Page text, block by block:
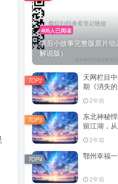
405人已阅读
雨后小故事完整版原片
解说版）
天网栏目
期《消失的
2年前
TOP2
东北神秘
留江湖，
2年前
TOP3
鄂州幸福
2年前
TOP4